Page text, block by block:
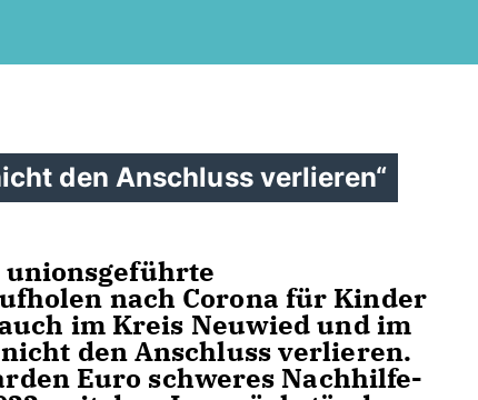
den Anschluss verlieren“
unionsgeführte
nach Corona für Kinder
im Kreis Neuwied und im
den Anschluss verlieren.
Euro schweres Nachhilfe-